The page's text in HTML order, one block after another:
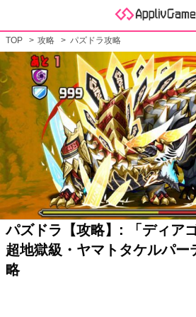
TOP 攻略 パズドラ攻略
パズドラ【攻略】: 「ディア
超地獄級・ヤマトタケルパー
略